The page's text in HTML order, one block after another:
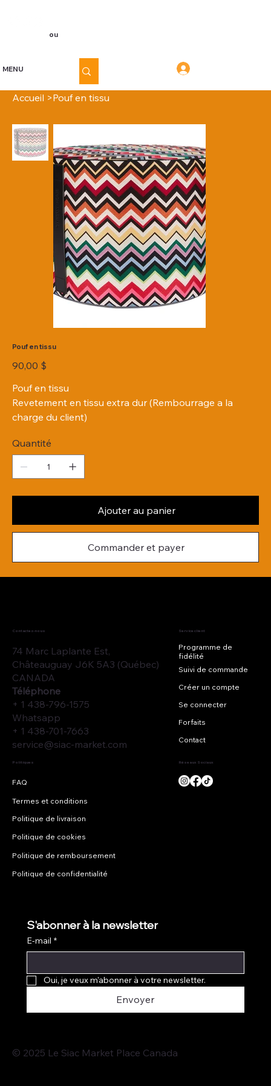
ou
MENU
Accueil >Pouf en tissu
Pouf en tissu
Prix
90,00 $
Pouf en tissu
Revetement en tissu extra dur (Rembourrage a la
charge du client)
Quantité
Ajouter au panier
Commander et payer
74 Marc Laplante Est,
Châteauguay J6K 5A3 (Québec)
CANADA
Téléphone
+ 1 438-796-1575
Whatsapp
+ 1 438-701-7663
service@siac-market.com
Contactez-nous Service client
Programme de
fidélité
Suivi de commande
Créer un compte
Se connecter
Forfaits
Contact
Politiques
Termes et conditions
Politique de livraison
Politique de cookies
Politique de remboursement
Politique de confidentialité
Réseaux Sociaux
S'abonner à la newsletter
E-mail *
Oui, je veux m'abonner à votre newsletter.
Envoyer
© 2025 Le Siac Market Place Canada